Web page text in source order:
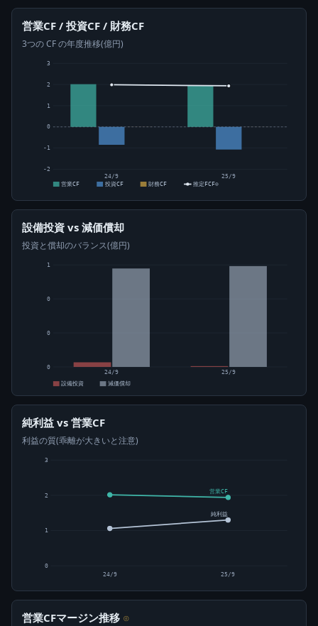
営業CF / 投資CF / 財務CF
3つの CF の年度推移(億円)
-2
-1
0
1
2
3
24/9
25/9
営業CF
投資CF 財務CF 推定FCF⊙
設備投資 vs 減価償却
投資と償却のバランス(億円)
0
0
0
1
24/9
25/9
設備投資
減価償却
純利益 vs 営業CF
利益の質(乖離が大きいと注意)
0
1
2
3
営業CF
純利益
24/9 25/9
営業CFマージン推移 ⊙